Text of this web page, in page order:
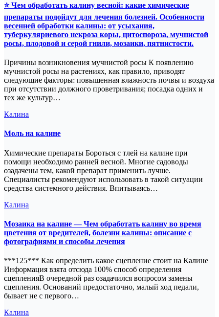
⭐ Чем обработать калину весной: какие химические
препараты подойдут для лечения болезней. Особенности
весенней обработки калины: от усыхания,
туберкуляриевого некроза коры, цитоспороза, мучнистой
росы, плодовой и серой гнили, мозаики, пятнистости.
Причины возникновения мучнистой росы К появлению
мучнистой росы на растениях, как правило, приводят
следующие факторы: повышенная влажность почвы и воздуха
при отсутствии должного проветривания; посадка одних и
тех же культур…
Калина
Моль на калине
Химические препараты Бороться с тлей на калине при
помощи необходимо ранней весной. Многие садоводы
озадачены тем, какой препарат применить лучше.
Специалисты рекомендуют использовать в такой ситуации
средства системного действия. Впитываясь…
Калина
Мозаика на калине — Чем обработать калину во время
цветения от вредителей, болезни калины: описание с
фотографиями и способы лечения
***125*** Как определить какое сцепление стоит на Калине
Информация взята отсюда 100% способ определения
сцепленияВ очередной раз озадачился вопросом замены
сцепления. Оснований предостаточно, малый ход педали,
бывает не с первого…
Калина